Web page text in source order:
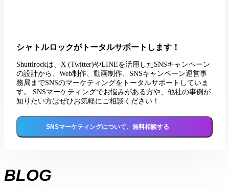
シャトルロックがトータルサポートします！
Shuttlrockは、X (Twitter)やLINEを活用したSNSキャンペーン
の設計から、Web制作、動画制作、SNSキャンペーン運営事
務局までSNSのマーケティングをトータルサポートしていま
す。 SNSマーケティングでお悩みがある方や、他社の事例が
知りたい方はぜひお気軽にご相談ください！
SNSマーケティングについて、無料相談する
BLOG